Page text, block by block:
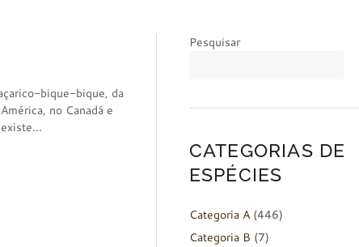
bique-bique, da
no Canadá e
Pesquisar
CATEGORIAS DE
ESPÉCIES
Categoria A(446)
Categoria B (7)